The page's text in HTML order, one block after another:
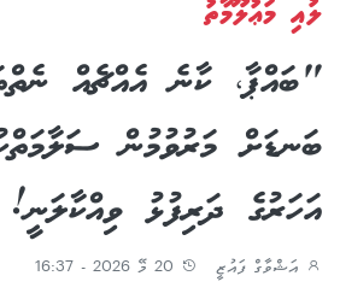
ލުއި މަޢުލޫމާތު
"ބައްޕާ، ކާނެ އެއްޗެއް
އަހަރުގެ ދަރިފުޅު ވިއްކާލަނީ!
އަޝްވާގް ފައުޒީ